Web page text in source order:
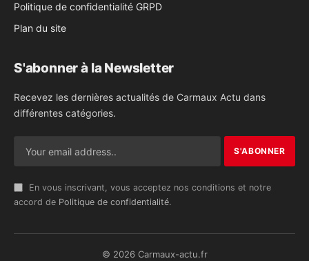
Politique de confidentialité GRPD
Plan du site
S'abonner à la Newsletter
Recevez les dernières actualités de Carmaux Actu dans
différentes catégories.
En vous inscrivant, vous acceptez nos conditions et notre
accord de Politique de confidentialité.
© 2026 Carmaux-actu.fr